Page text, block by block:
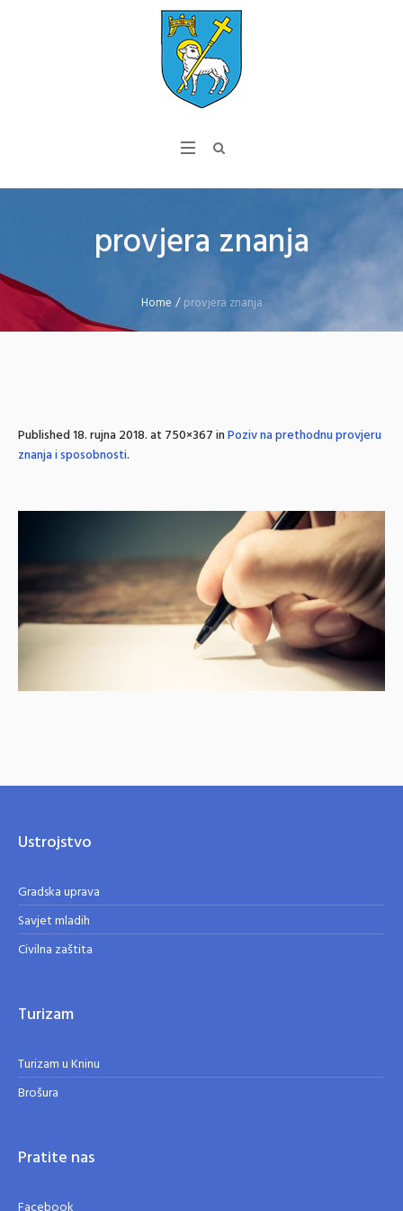
provjera znanja
Home /provjera znanja
Published18. rujna 2018.at 750×367 inPoziv na prethodnu provjeru
znanja i sposobnosti.
Ustrojstvo
Gradska uprava
Savjet mladih
Civilna zaštita
Turizam
Turizam u Kninu
Brošura
Pratite nas